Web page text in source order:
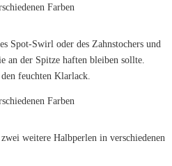
Spot-Swirl oder des Zahnstochers und
an der Spitze haften bleiben sollte.
feuchten Klarlack.
weitere Halbperlen in verschiedenen